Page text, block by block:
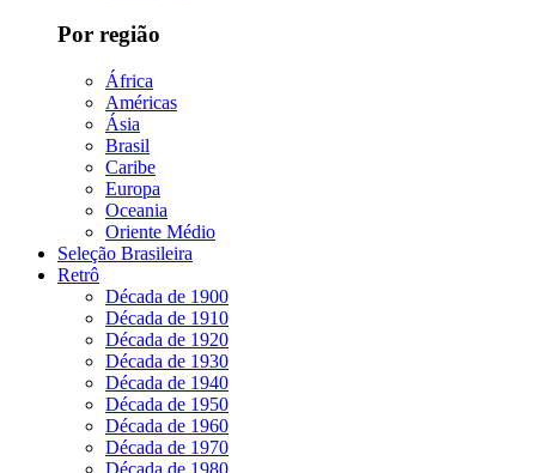
Por região
África
Américas
Ásia
Brasil
Caribe
Europa
Oceania
Oriente Médio
Seleção Brasileira
Retrô
Década de 1900
Década de 1910
Década de 1920
Década de 1930
Década de 1940
Década de 1950
Década de 1960
Década de 1970
Década de 1980